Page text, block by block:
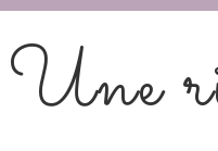
Une